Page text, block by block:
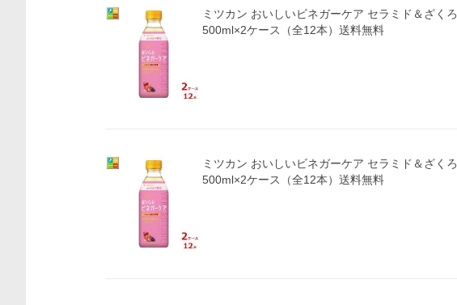
ミツカン おいしいビネガーケア セラミド＆ざくろ
500ml×2ケース（全12本）送料無料
ミツカン おいしいビネガーケア セラミド＆ざくろ
500ml×2ケース（全12本）送料無料